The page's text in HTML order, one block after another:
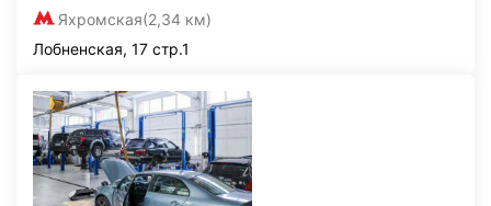
Яхромская(2,34 км)
Лобненская, 17 стр.1